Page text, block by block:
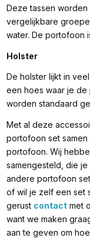
Deze tassen
vergelijkbare
water. De portofoon
Holster
De holster lijkt in
een hoes waar je de
worden standaard
Met al deze
portofoon set
portofoon. Wij
samengesteld, die
andere portofoon set
of wil je zelf een set
gerust contactmet
want we maken
aan te geven om